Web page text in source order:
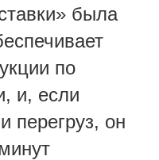
была
по
и, если
перегруз, он